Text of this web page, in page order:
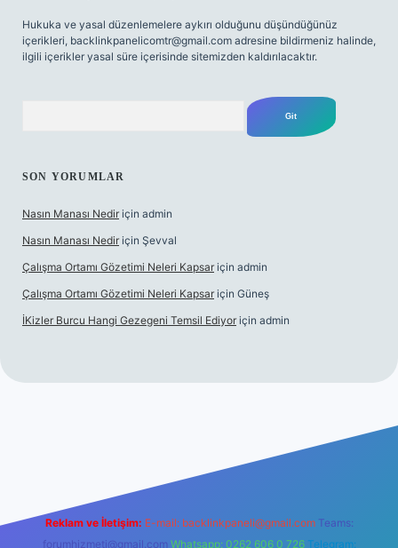
Hukuka ve yasal düzenlemelere aykırı olduğunu düşündüğünüz
içerikleri, backlinkpanelicomtr@gmail.com adresine bildirmeniz halinde,
ilgili içerikler yasal süre içerisinde sitemizden kaldırılacaktır.
SON YORUMLAR
Nasın Manası Nedir için admin
Nasın Manası Nedir için Şevval
Çalışma Ortamı Gözetimi Neleri Kapsar için admin
Çalışma Ortamı Gözetimi Neleri Kapsar için Güneş
İKizler Burcu Hangi Gezegeni Temsil Ediyor için admin
Reklam ve İletişim: E-mail: backlinkpaneli@gmail.com Teams:
forumhizmeti@gmail.com Whatsapp: 0262 606 0 726 Telegram: